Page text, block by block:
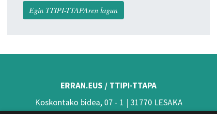
Egin TTIPI-TTAPAren lagun
ERRAN.EUS / TTIPI-TTAPA
Koskontako bidea, 07 - 1 | 31770 LESAKA